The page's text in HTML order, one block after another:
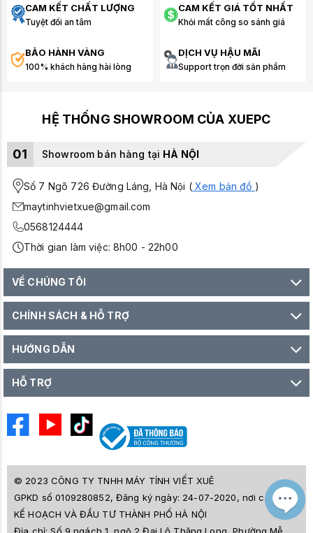
CAM KẾT CHẤT LƯỢNG
Tuyệt đối an tâm
CAM KẾT GIÁ TỐT NHẤT
Khỏi mất công so sánh giá
BẢO HÀNH VÀNG
100% khách hàng hài lòng
DỊCH VỤ HẬU MÃI
Support trọn đời sản phẩm
HỆ THỐNG SHOWROOM CỦA XUEPC
01 Showroom bán hàng tại HÀ NỘI
Số 7 Ngõ 726 Đường Láng, Hà Nội (Xem bản đồ )
maytinhvietxue@gmail.com
0568124444
Thời gian làm việc: 8h00 - 22h00
VỀ CHÚNG TÔI
CHÍNH SÁCH & HỖ TRỢ
HƯỚNG DẪN
HỖ TRỢ
© 2023 CÔNG TY TNHH MÁY TÍNH VIẾT XUÊ
GPKD số 0109280852, Đăng ký ngày: 24-07-2020, nơi cấp SỞ
KẾ HOẠCH VÀ ĐẦU TƯ THÀNH PHỐ HÀ NỘI